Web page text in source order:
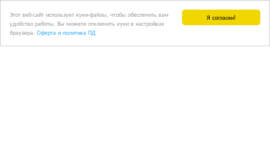
Я согласен!
Этот веб-сайт использует куки-файлы, чтобы обеспечить вам
удобство работы. Вы можете отключить куки в настройках
браузера. Оферта и политика ПД